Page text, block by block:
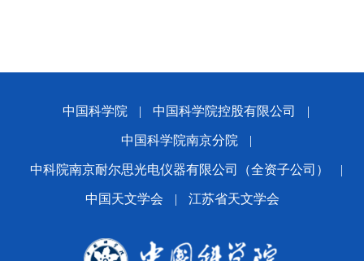
中国科学院 | 中国科学院控股有限公司 |
中国科学院南京分院 |
中科院南京耐尔思光电仪器有限公司（全资子公司） |
中国天文学会 | 江苏省天文学会